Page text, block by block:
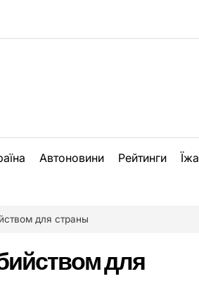
Автоновини Рейтинги Їжа
для страны
для